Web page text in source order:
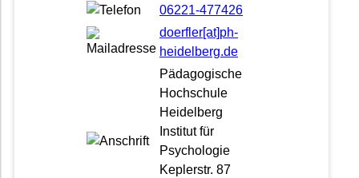
06221-477426
doerfler[at]ph-
heidelberg.de
Pädagogische
Hochschule
Heidelberg
Institut für
Psychologie
Keplerstr. 87